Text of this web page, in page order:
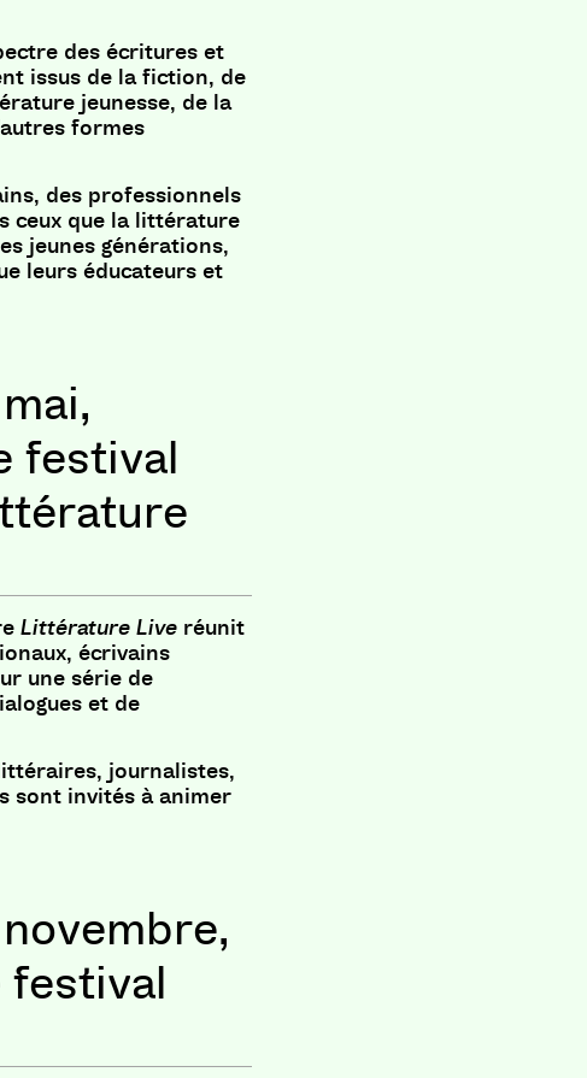
des écritures et
issus de la fiction, de
jeunesse, de la
formes
des professionnels
ceux que la littérature
jeunes générations,
leurs éducateurs et
festival
Littérature Live réunit
écrivains
une série de
et de
journalistes,
sont invités à animer
festival